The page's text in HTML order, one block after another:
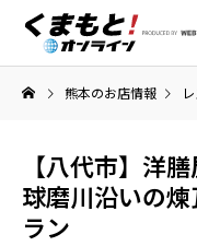
熊本のお店情報
【八代市】洋
球磨川沿いの
ラン